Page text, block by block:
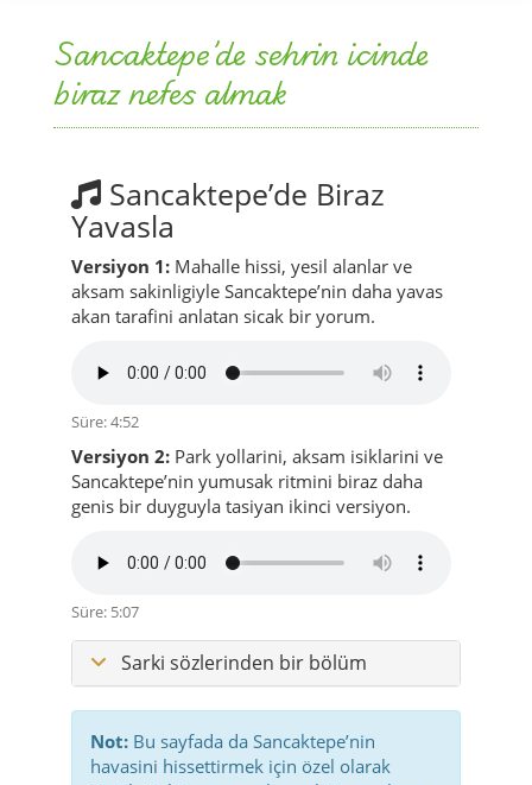
Sancaktepe’de Biraz
Yavasla
akan tarafini anlatan sicak bir yorum.
Süre: 4:52
Park yollarini, aksam isiklarini ve
genis bir duyguyla tasiyan ikinci versiyon.
Süre: 5:07
Not:Bu sayfada da Sancaktepe’nin
havasini hissettirmek için özel olarak
üretilmis bir yapay zeka sarkisi yer aliyor.
Sarkiyi en güzel nasil dinlersin?